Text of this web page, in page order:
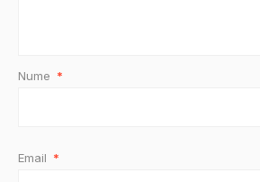
Nume *
Email *